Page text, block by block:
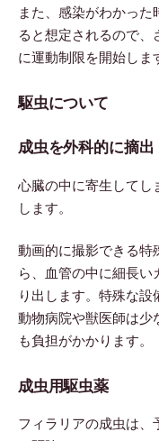
また、感染がわかっ
ると想定されるので
に運動制限を開始しま
駆虫について
成虫を外科的に摘出
心臓の中に寄生してし
します。
動画的に撮影できる特
ら、血管の中に細長
り出します。特殊な
動物病院や獣医師は少
も負担がかかります。
成虫用駆虫薬
フィラリアの成虫は、